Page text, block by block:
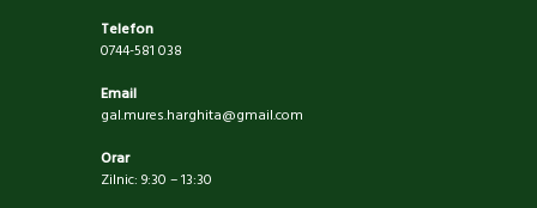
Telefon
0744-581 038
Email
gal.mures.harghita@gmail.com
Orar
Zilnic: 9:30 – 13:30